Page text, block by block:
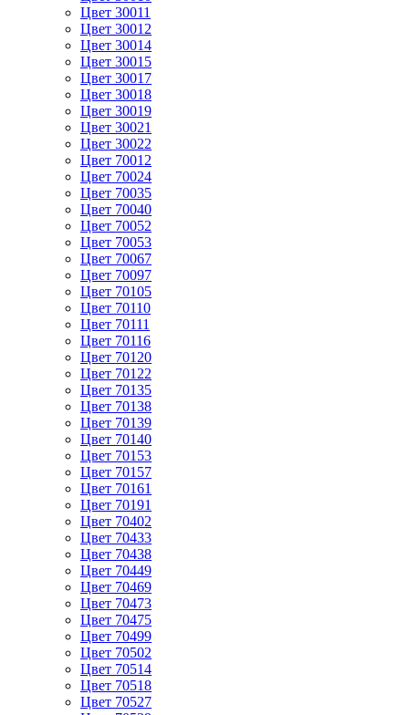
Цвет 30011
Цвет 30012
Цвет 30014
Цвет 30015
Цвет 30017
Цвет 30018
Цвет 30019
Цвет 30021
Цвет 30022
Цвет 70012
Цвет 70024
Цвет 70035
Цвет 70040
Цвет 70052
Цвет 70053
Цвет 70067
Цвет 70097
Цвет 70105
Цвет 70110
Цвет 70111
Цвет 70116
Цвет 70120
Цвет 70122
Цвет 70135
Цвет 70138
Цвет 70139
Цвет 70140
Цвет 70153
Цвет 70157
Цвет 70161
Цвет 70191
Цвет 70402
Цвет 70433
Цвет 70438
Цвет 70449
Цвет 70469
Цвет 70473
Цвет 70475
Цвет 70499
Цвет 70502
Цвет 70514
Цвет 70518
Цвет 70527